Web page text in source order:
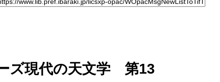
現代の天文学 第13